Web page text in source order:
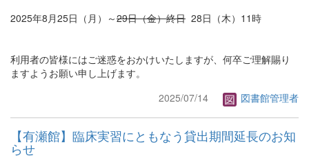
2025年8月25日（月）～29日（金）終日 28日（木）11時
利用者の皆様にはご迷惑をおかけいたしますが、何卒ご理解賜り
ますようお願い申し上げます。
2025/07/14
図書館管理者
【有瀬館】臨床実習にともなう貸出期間延長のお知
らせ